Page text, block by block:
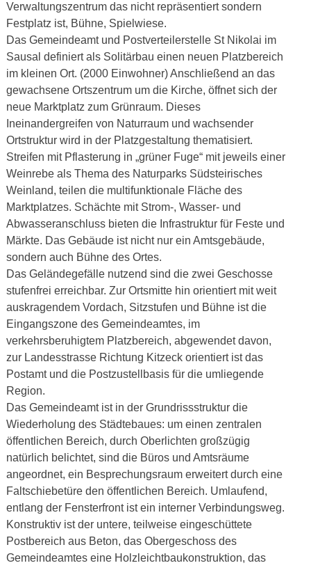
Verwaltungszentrum das nicht repräsentiert sondern
Festplatz ist, Bühne, Spielwiese.
Das Gemeindeamt und Postverteilerstelle St Nikolai im
Sausal definiert als Solitärbau einen neuen Platzbereich
im kleinen Ort. (2000 Einwohner) Anschließend an das
gewachsene Ortszentrum um die Kirche, öffnet sich der
neue Marktplatz zum Grünraum. Dieses
Ineinandergreifen von Naturraum und wachsender
Ortstruktur wird in der Platzgestaltung thematisiert.
Streifen mit Pflasterung in „grüner Fuge“ mit jeweils einer
Weinrebe als Thema des Naturparks Südsteirisches
Weinland, teilen die multifunktionale Fläche des
Marktplatzes. Schächte mit Strom-, Wasser- und
Abwasseranschluss bieten die Infrastruktur für Feste und
Märkte. Das Gebäude ist nicht nur ein Amtsgebäude,
sondern auch Bühne des Ortes.
Das Geländegefälle nutzend sind die zwei Geschosse
stufenfrei erreichbar. Zur Ortsmitte hin orientiert mit weit
auskragendem Vordach, Sitzstufen und Bühne ist die
Eingangszone des Gemeindeamtes, im
verkehrsberuhigtem Platzbereich, abgewendet davon,
zur Landesstrasse Richtung Kitzeck orientiert ist das
Postamt und die Postzustellbasis für die umliegende
Region.
Das Gemeindeamt ist in der Grundrissstruktur die
Wiederholung des Städtebaues: um einen zentralen
öffentlichen Bereich, durch Oberlichten großzügig
natürlich belichtet, sind die Büros und Amtsräume
angeordnet, ein Besprechungsraum erweitert durch eine
Faltschiebetüre den öffentlichen Bereich. Umlaufend,
entlang der Fensterfront ist ein interner Verbindungsweg.
Konstruktiv ist der untere, teilweise eingeschüttete
Postbereich aus Beton, das Obergeschoss des
Gemeindeamtes eine Holzleichtbaukonstruktion, das